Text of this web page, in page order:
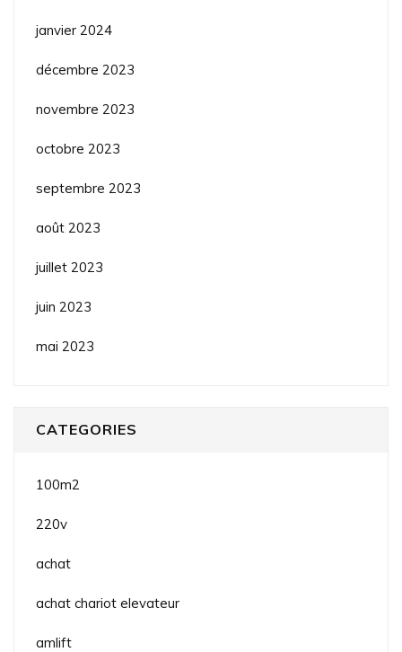
janvier 2024
décembre 2023
novembre 2023
octobre 2023
septembre 2023
août 2023
juillet 2023
juin 2023
mai 2023
CATEGORIES
100m2
220v
achat
achat chariot elevateur
amlift